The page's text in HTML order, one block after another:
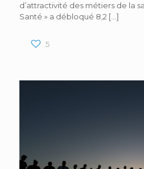
d’attractivité des métiers de la
Santé » a débloqué 8,2 […]
5